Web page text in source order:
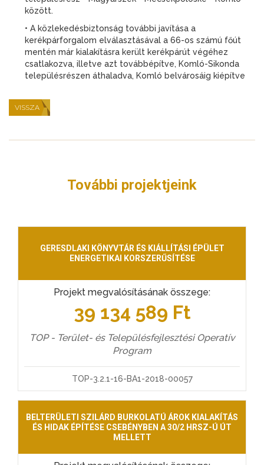
között.
• A közlekedésbiztonság további javítása a
kerékpárforgalom elválasztásával a 66-os számú főút
mentén már kialakításra került kerékpárút végéhez
csatlakozva, illetve azt továbbépítve, Komló-Sikonda
településrészen áthaladva, Komló belvárosáig kiépítve
VISSZA
További projektjeink
GERESDLAKI KÖNYVTÁR ÉS KIÁLLÍTÁSI ÉPÜLET
ENERGETIKAI KORSZERŰSÍTÉSE
Projekt megvalósításának összege:
39 134 589 Ft
TOP - Terület- és Településfejlesztési Operatív
Program
TOP-3.2.1-16-BA1-2018-00057
BELTERÜLETI SZILÁRD BURKOLATÚ ÁROK KIALAKÍTÁS
ÉS HIDAK ÉPÍTÉSE CSEBÉNYBEN A 30/2 HRSZ-Ú ÚT
MELLETT